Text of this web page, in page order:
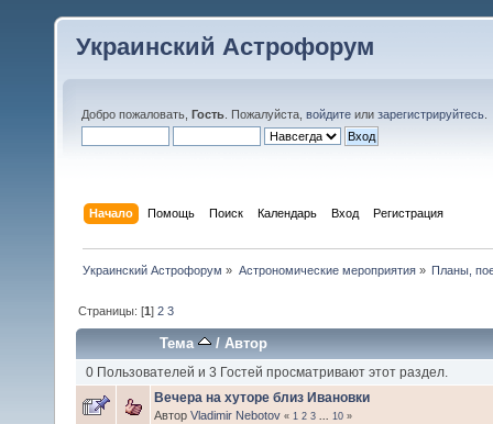
Украинский Астрофорум
Добро пожаловать, Гость . Пожалуйста, войдите или зарегистрируйтесь
Начало Помощь Поиск Календарь Вход Регистрация
Украинский Астрофорум » Астрономические мероприятия» Планы,
Страницы: [1]2 3
Тема /Автор
0 Пользователей и 3 Гостей просматривают этот раздел.
Вечера на хуторе близ Ивановки
Автор Vladimir Nebotov « 1 2 3 10 »